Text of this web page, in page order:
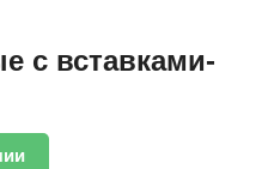
с вставками-